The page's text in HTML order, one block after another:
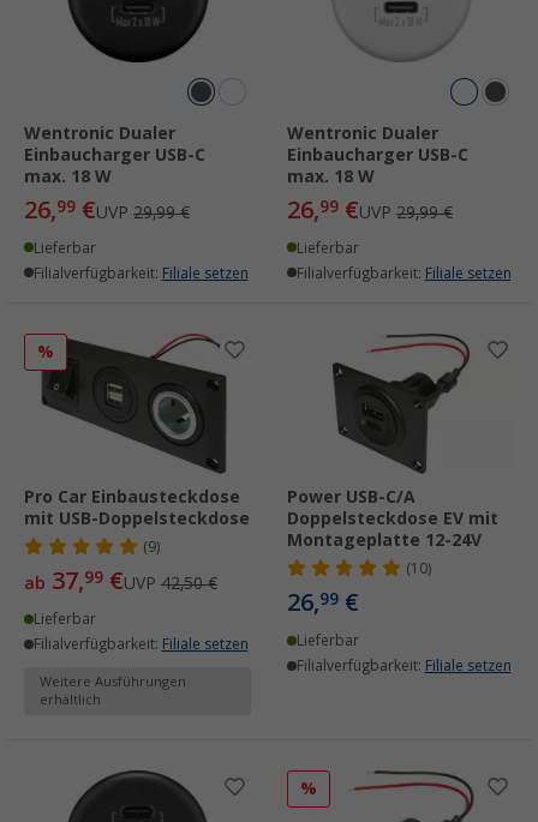
Wentronic Dualer
Einbaucharger USB-C
max. 18 W
26,99 €UVP 29,99 €
Lieferbar
Filialverfügbarkeit: Filiale setzen
Wentronic Dualer
Einbaucharger USB-C
max. 18 W
26,99 €UVP 29,99 €
Lieferbar
Filialverfügbarkeit: Filiale setzen
%
Pro Car Einbausteckdose
mit USB-Doppelsteckdose
(9)
ab 37,99 €UVP 42,50 €
Lieferbar
Filialverfügbarkeit: Filiale setzen
Weitere Ausführungen
erhältlich
Power USB-C/A
Doppelsteckdose EV mit
Montageplatte 12-24V
(10)
26,99 €
Lieferbar
Filialverfügbarkeit: Filiale setzen
%